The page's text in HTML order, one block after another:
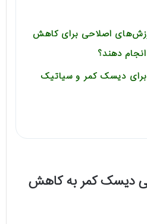
اصلاحی برای کاهش
دهند؟
دیسک کمر و سیاتیک
دیسک کمر به کاهش